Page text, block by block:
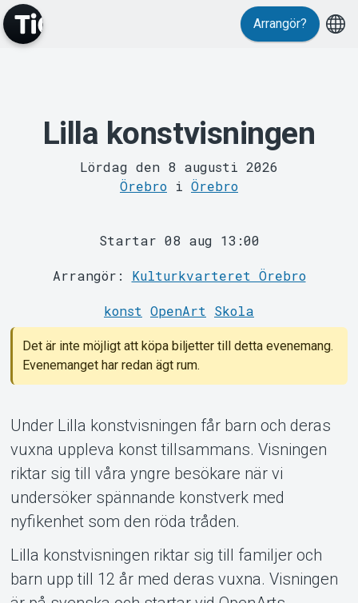
MyTickster
Support
Arrangör?
Lilla konstvisningen
Lördag den 8 augusti 2026
Örebro i Örebro
Startar 08 aug 13:00
Arrangör: Kulturkvarteret Örebro
konst OpenArt Skola
Det är inte möjligt att köpa biljetter till detta evenemang.
Evenemanget har redan ägt rum.
Under Lilla konstvisningen får barn och deras
vuxna uppleva konst tillsammans. Visningen
riktar sig till våra yngre besökare när vi
undersöker spännande konstverk med
nyfikenhet som den röda tråden.
Lilla konstvisningen riktar sig till familjer och
barn upp till 12 år med deras vuxna. Visningen